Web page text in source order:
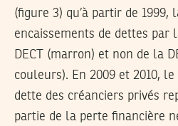
(figure 3) qu’à partir de 1999,
encaissements de dettes par
DECT (marron) et non de la
couleurs). En 2009 et 2010,
dette des créanciers privés
partie de la perte financière